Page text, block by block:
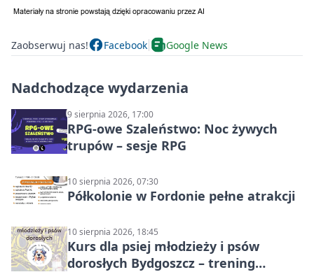
Zaobserwuj nas! Facebook Google News
Nadchodzące wydarzenia
9 sierpnia 2026, 17:00
RPG-owe Szaleństwo: Noc żywych
trupów – sesje RPG
10 sierpnia 2026, 07:30
Półkolonie w Fordonie pełne atrakcji
10 sierpnia 2026, 18:45
Kurs dla psiej młodzieży i psów
dorosłych Bydgoszcz – trening